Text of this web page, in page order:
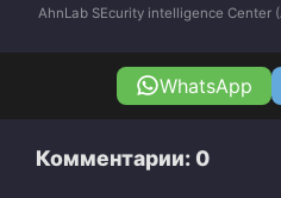
AhnLab SEcurity intelligence Center
WhatsApp
Комментарии: 0